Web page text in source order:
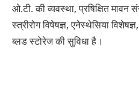
ओ.टी. की व्यवस्था, प्रषिक्षित
स्त्रीरोग विषेषज्ञ, एनेस्थेसिया
ब्लड स्टोरेज की सुविधा है।